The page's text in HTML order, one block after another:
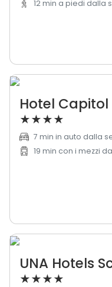
12 min a piedi dalla
Hotel Capitol
★★★★
7 min in auto dalla
19 min con i mezzi
UNA Hotels
★★★★